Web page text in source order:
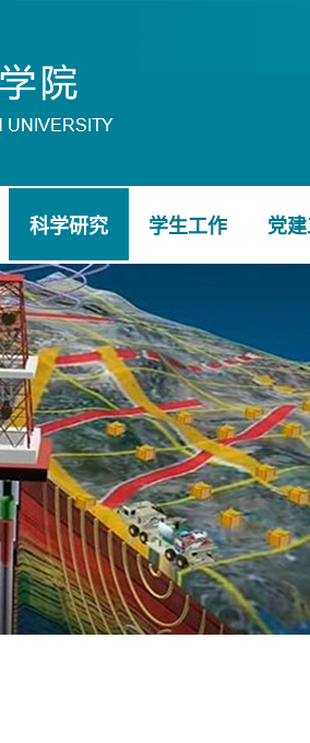
科学研究 学生工作 党